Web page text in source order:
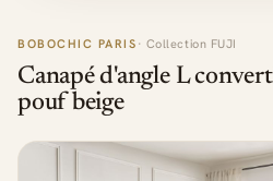
BOBOCHIC PARIS · Collection FUJI
Canapé d'angle L
pouf beige